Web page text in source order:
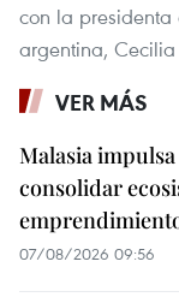
con la
argentina,
VER MÁS
Malasia
consolidar
07/08/2026 09:56